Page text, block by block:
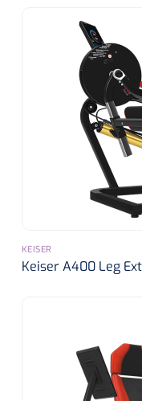
Mepilex border
KEISER
Keiser A400 Leg